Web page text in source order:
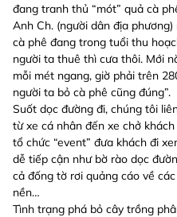
đang tranh thủ “mót” quả cà
Anh Ch. (người dân địa
cà phê đang trong tuổi thu
người ta thuê thì cưa thôi. Mới
mỗi mét ngang, giờ phải trên
người ta bỏ cà phê cũng đúng”.
Suốt dọc đường đi, chúng tôi
từ xe cá nhân đến xe chở
tổ chức “event” đưa khách đi
dễ tiếp cận như bờ rào dọc
cả đống tờ rơi quảng cáo về
nền…
Tình trạng phá bỏ cây trồng